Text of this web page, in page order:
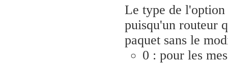
Le type de
puisqu'un routeur
paquet sans le
0 : pour les